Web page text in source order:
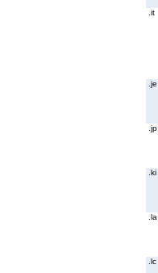
.it
.je
.jp
.ki
.la
.lc